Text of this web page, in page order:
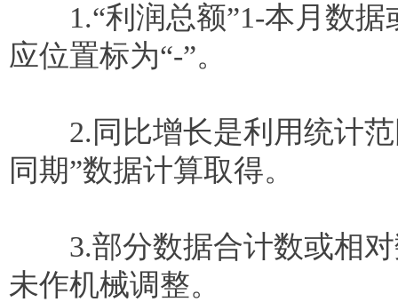
1.“利润总额”1-本月数据
应位置标为“-”。
2.同比增长是利用统计范
同期”数据计算取得。
3.部分数据合计数或相对
未作机械调整。